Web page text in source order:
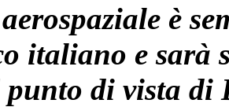
è
italiano e sarà
di vista di